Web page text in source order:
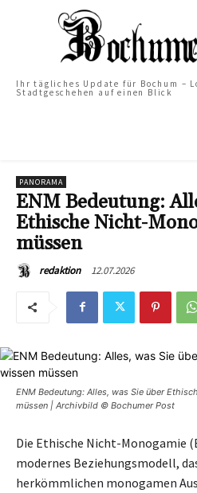
Ihr tägliches Update für Bochum –
Stadtgeschehen auf einen Blick
PANORAMA
ENM Bedeutung:
Ethische Nicht-
müssen
redaktion 12.07.2026
ENM Bedeutung: Alles, was Sie über
müssen | Archivbild © Bochumer Post
Die Ethische Nicht-Monogamie
modernes Beziehungsmodell,
herkömmlichen monogamen